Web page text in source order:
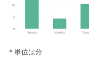
＊単位は分